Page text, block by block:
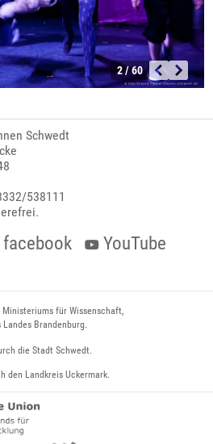
2 / 60
Schwedt
538111
facebook
YouTube
für Wissenschaft,
Brandenburg.
die Stadt Schwedt.
den Landkreis Uckermark.